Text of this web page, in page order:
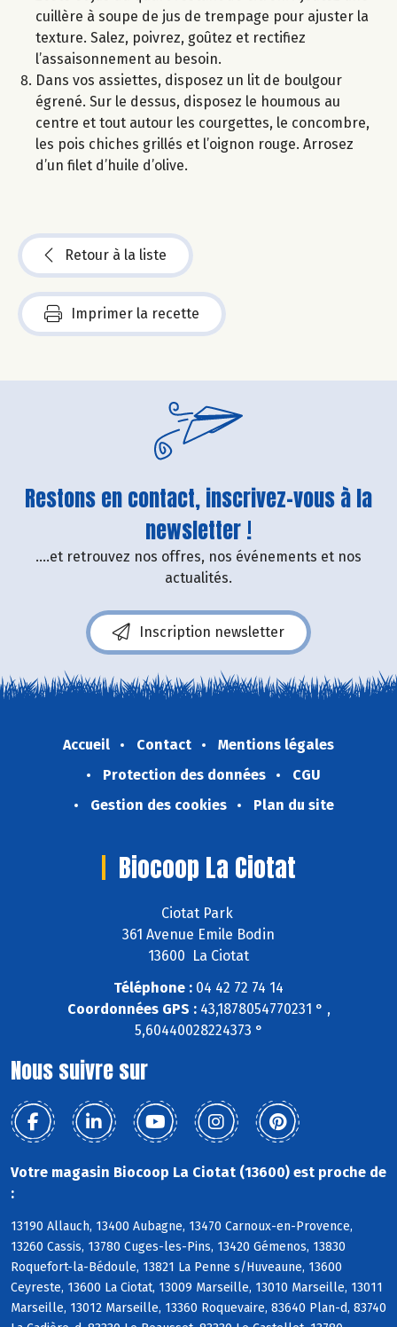
cuillère à soupe de jus de trempage pour ajuster la
texture. Salez, poivrez, goûtez et rectifiez
l’assaisonnement au besoin.
Dans vos assiettes, disposez un lit de boulgour
égrené. Sur le dessus, disposez le houmous au
centre et tout autour les courgettes, le concombre,
les pois chiches grillés et l’oignon rouge. Arrosez
d’un filet d’huile d’olive.
Retour à la liste
Imprimer la recette
Restons en contact, inscrivez-vous à la
newsletter !
....et retrouvez nos offres, nos événements et nos
actualités.
Inscription newsletter
Accueil Contact
Mentions légales
Protection des données
CGU
Gestion des cookies
Plan du site
Biocoop La Ciotat
Ciotat Park
361 Avenue Emile Bodin
13600 La Ciotat
Téléphone : 04 42 72 74 14
Coordonnées GPS :43,1878054770231 ° ,
5,60440028224373 °
Nous suivre sur
Votre magasin Biocoop La Ciotat (13600) est proche de
:
13190 Allauch, 13400 Aubagne, 13470 Carnoux-en-Provence,
13260 Cassis, 13780 Cuges-les-Pins, 13420 Gémenos, 13830
Roquefort-la-Bédoule, 13821 La Penne s/Huveaune, 13600
Ceyreste, 13600 La Ciotat, 13009 Marseille, 13010 Marseille, 13011
Marseille, 13012 Marseille, 13360 Roquevaire, 83640 Plan-d, 83740